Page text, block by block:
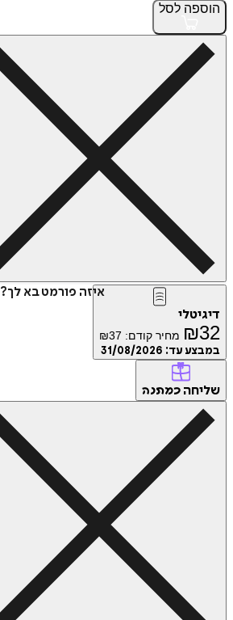
הוספה לסל
איזה פורמט בא לך?
דיגיטלי
₪32 מחיר קודם: ₪37
במבצע עד: 31/08/2026
שליחה כמתנה